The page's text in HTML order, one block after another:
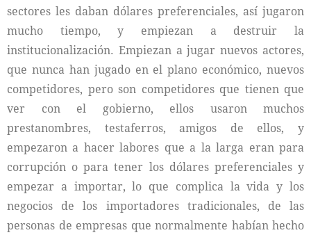
sectores les daban dólares preferenciales, así jugaron
mucho tiempo, y empiezan a destruir la
institucionalización. Empiezan a jugar nuevos actores,
que nunca han jugado en el plano económico, nuevos
competidores, pero son competidores que tienen que
ver con el gobierno, ellos usaron muchos
prestanombres, testaferros, amigos de ellos, y
empezaron a hacer labores que a la larga eran para
corrupción o para tener los dólares preferenciales y
empezar a importar, lo que complica la vida y los
negocios de los importadores tradicionales, de las
personas de empresas que normalmente habían hecho